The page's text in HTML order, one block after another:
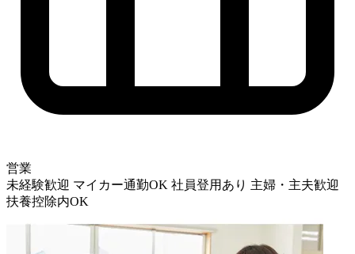
営業
未経験歓迎 マイカー通勤OK 社員登用あり 主婦・主夫歓迎
扶養控除内OK